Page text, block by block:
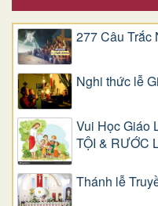
277 Câu Trắc
Nghi thức lễ
Vui Học Giáo
TỘI & RƯỚC
Thánh lễ